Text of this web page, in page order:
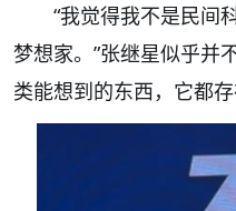
“我觉得我不是民间
梦想家。”张继星似乎并
类能想到的东西，它都